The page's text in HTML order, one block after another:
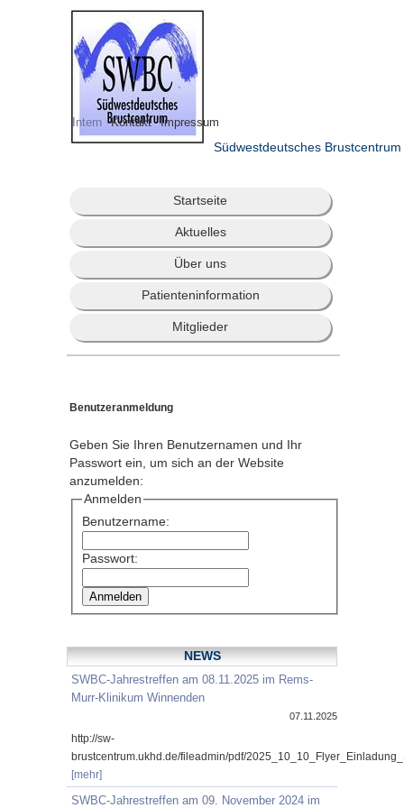
Intern Kontakt Impressum
Südwestdeutsches Brustcentrum
Startseite
Aktuelles
Über uns
Patienteninformation
Mitglieder
Benutzeranmeldung
Geben Sie Ihren Benutzernamen und Ihr
Passwort ein, um sich an der Website
anzumelden:
Anmelden
Benutzername:
Passwort:
NEWS
SWBC-Jahrestreffen am 08.11.2025 im Rems-
Murr-Klinikum Winnenden
07.11.2025
http://sw-
brustcentrum.ukhd.de/fileadmin/pdf/
[mehr]
SWBC-Jahrestreffen am 09. November 2024 im